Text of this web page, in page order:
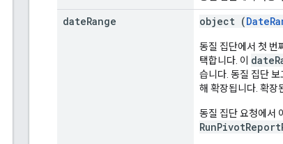
dateRange object (
동질 집단에서 첫 번
택합니다. 이
습니다. 동질 집단 보
해 확장됩니다. 확장
동질 집단 요청에서 이